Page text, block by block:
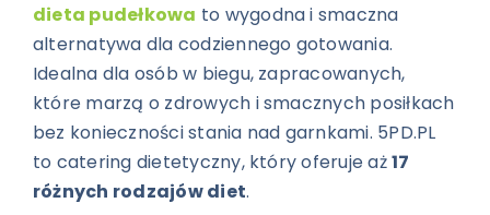
dieta pudełkowa to wygodna i smaczna
alternatywa dla codziennego gotowania.
Idealna dla osób w biegu, zapracowanych,
które marzą o zdrowych i smacznych posiłkach
bez konieczności stania nad garnkami. 5PD.PL
to catering dietetyczny, który oferuje aż17
różnych rodzajów diet.